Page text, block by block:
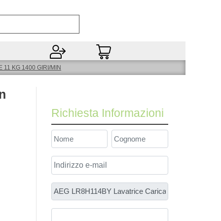
11 KG 1400 GIRI/MIN
Richiesta Informazioni